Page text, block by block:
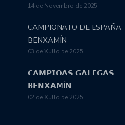
14 de Novembro de 2025
CAMPIONATO DE ESPAÑA
BENXAMÍN
03 de Xullo de 2025
𝗖𝗔𝗠𝗣𝗜𝗢𝗔𝗦 𝗚𝗔𝗟𝗘𝗚𝗔𝗦
𝗕𝗘𝗡𝗫𝗔𝗠Í𝗡
02 de Xullo de 2025